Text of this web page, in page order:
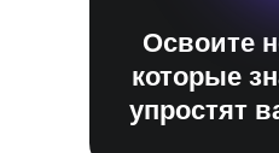
Освоите
которые
упростят